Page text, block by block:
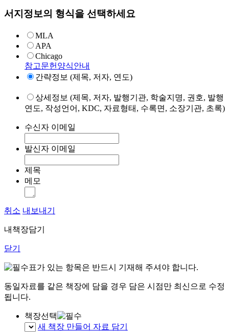
서지정보의 형식을 선택하세요
MLA
APA
Chicago
참고문헌양식안내
간략정보 (제목, 저자, 연도)
상세정보 (제목, 저자, 발행기관, 학술지명, 권호, 발행
연도, 작성언어, KDC, 자료형태, 수록면, 소장기관, 초록)
수신자 이메일
발신자 이메일
제목
메모
취소 내보내기
내책장담기
닫기
표가 있는 항목은 반드시 기재해 주셔야 합니다.
동일자료를 같은 책장에 담을 경우 담은 시점만 최신으로 수정
됩니다.
책장선택
새 책장 만들어 자료 담기